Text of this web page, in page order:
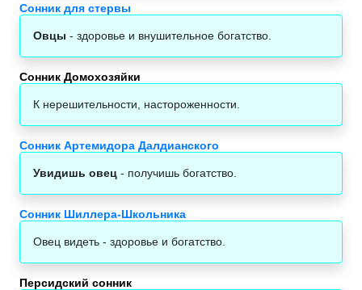
Сонник для стервы
Овцы - здоровье и внушительное богатство.
Сонник Домохозяйки
К нерешительности, настороженности.
Сонник Артемидора Далдианского
Увидишь овец - получишь богатство.
Сонник Шиллера-Школьника
Овец видеть - здоровье и богатство.
Персидский сонник‎